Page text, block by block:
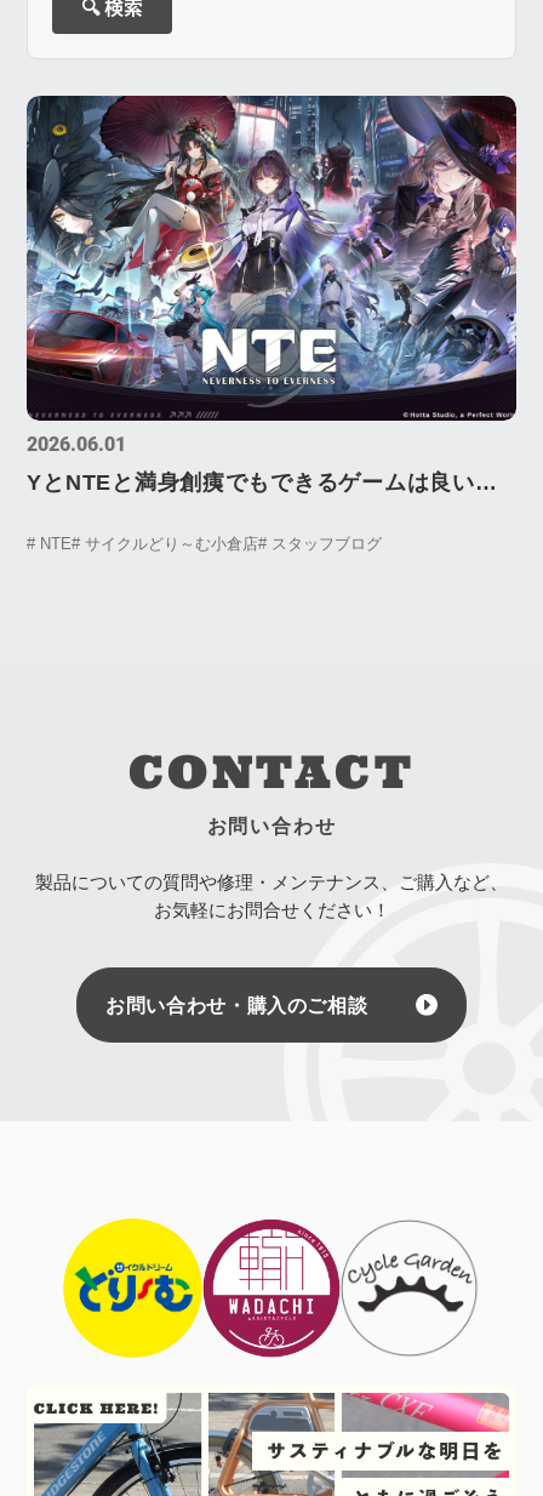
2026.06.01
YとNTEと満身創痍でもできるゲームは良いも
# NTE# サイクルどり～む小倉店# スタッフブログ
CONTACT
お問い合わせ
製品についての質問や修理・メンテナンス、ご購入など、
お気軽にお問合せください！
お問い合わせ・購入のご相談